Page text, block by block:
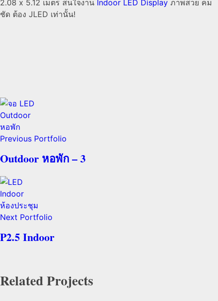
2.08 x 5.12 เมตร สนใจงาน Indoor LED Display ภาพสวย คม
ชัด ต้อง JLED เท่านั้น!
Previous Portfolio
Outdoor หอพัก – 3
Next Portfolio
P2.5 Indoor
Related Projects